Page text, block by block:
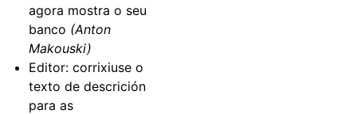
agora mostra o seu
banco (Anton
Makouski)
Editor: corrixiuse o
texto de descrición
para as